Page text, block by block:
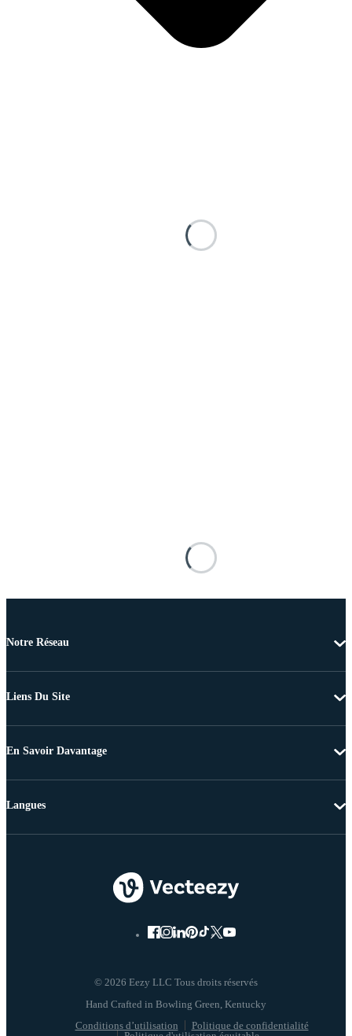
Notre Réseau
Liens Du Site
En Savoir Davantage
© 2026 Eezy LLC Tous droits réservés
Conditions d’utilisation
Politique de confidentialité
Langues